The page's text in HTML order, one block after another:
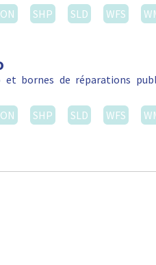
SHP SLD WFS
et bornes de réparations
SHP SLD WFS